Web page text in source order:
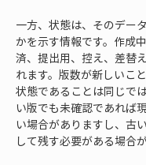
一方、状態は、そのデー
かを示す情報です。作成
済、提出用、控え、差替
れます。版数が新しいこ
状態であることは同じで
い版でも未確認であれば
い場合がありますし、古
して残す必要がある場合